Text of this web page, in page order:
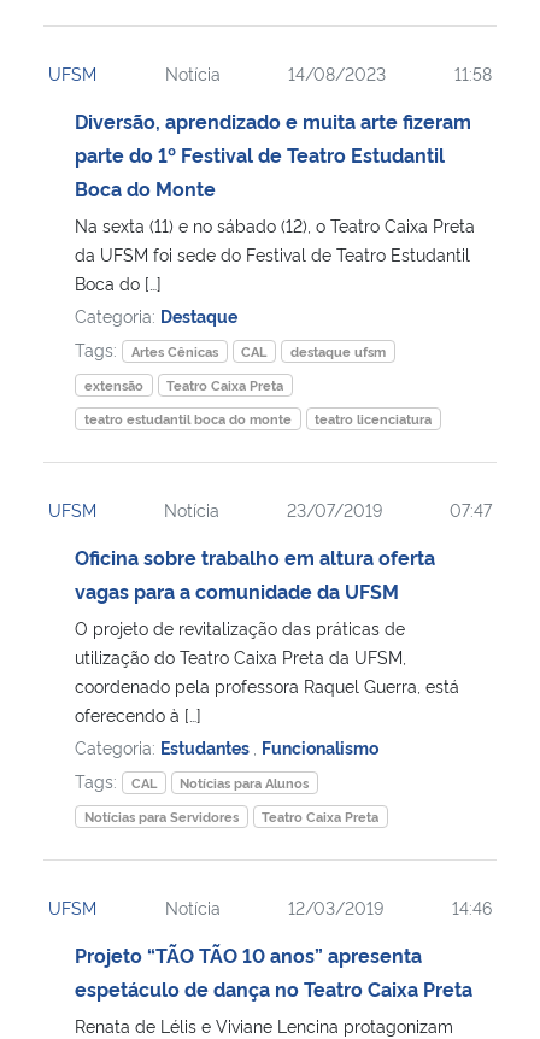
UFSM Notícia 14/08/2023 11:58
Diversão, aprendizado e muita arte fizeram
parte do 1º Festival de Teatro Estudantil
Boca do Monte
Na sexta (11) e no sábado (12), o Teatro Caixa Preta
da UFSM foi sede do Festival de Teatro Estudantil
Boca do […]
Categoria: Destaque
Tags:
Artes Cênicas CAL
destaque ufsm
extensão
Teatro Caixa Preta
teatro estudantil boca do monte
teatro licenciatura
UFSM Notícia 23/07/2019 07:47
Oficina sobre trabalho em altura oferta
vagas para a comunidade da UFSM
O projeto de revitalização das práticas de
utilização do Teatro Caixa Preta da UFSM,
coordenado pela professora Raquel Guerra, está
oferecendo à […]
Categoria: Estudantes Funcionalismo
Tags:
CAL
Notícias para Alunos
Notícias para Servidores
Teatro Caixa Preta
UFSM Notícia 12/03/2019 14:46
Projeto “TÃO TÃO 10 anos” apresenta
espetáculo de dança no Teatro Caixa Preta
Renata de Lélis e Viviane Lencina protagonizam